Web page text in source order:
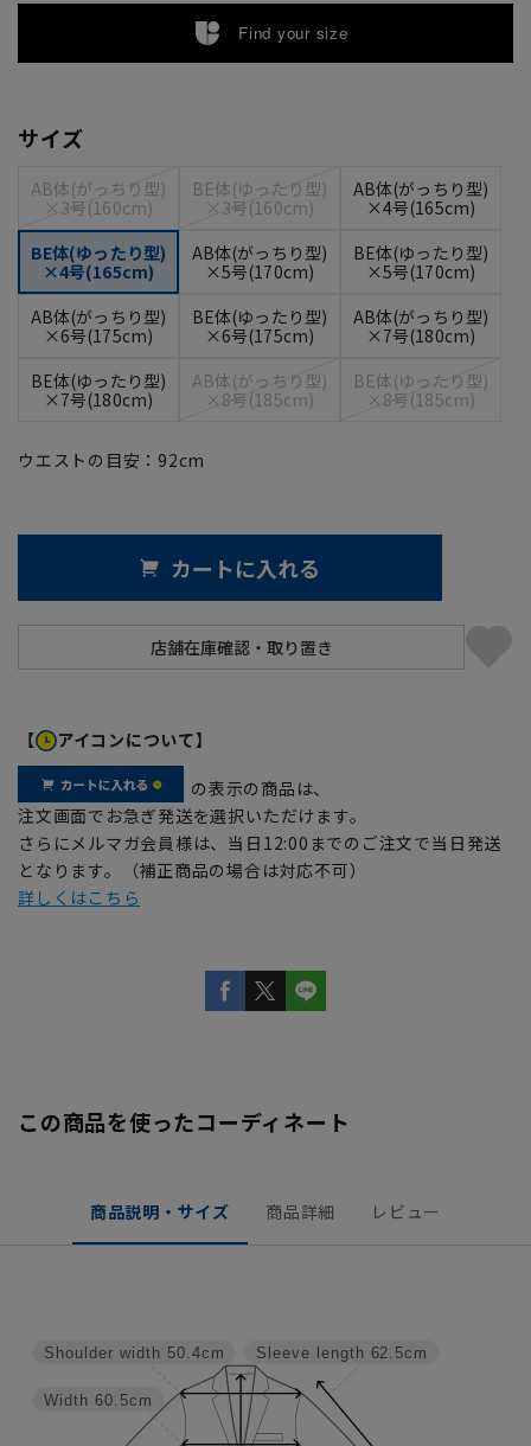
Find your size
サイズ
AB体(がっちり型)
×3号(160cm)
BE体(ゆったり型)
×3号(160cm)
AB体(がっちり型)
×4号(165cm)
BE体(ゆったり型)
×4号(165cm)
AB体(がっちり型)
×5号(170cm)
BE体(ゆったり型)
×5号(170cm)
AB体(がっちり型)
×6号(175cm)
BE体(ゆったり型)
×6号(175cm)
AB体(がっちり型)
×7号(180cm)
BE体(ゆったり型)
×7号(180cm)
AB体(がっちり型)
×8号(185cm)
BE体(ゆったり型)
×8号(185cm)
ウエストの目安： 92cm
カートに入れる
【 アイコンについて】
の表示の商品は、
注文画面でお急ぎ発送を選択いただけます。
さらにメルマガ会員様は、当日12:00までのご注文で当日発送
となります。（補正商品の場合は対応不可）
詳しくはこちら
この商品を使ったコーディネート
商品説明・サイズ 商品詳細 レビュー
Sleeve length 62.5cm
Width 60.5cm
Shoulder width 50.4cm